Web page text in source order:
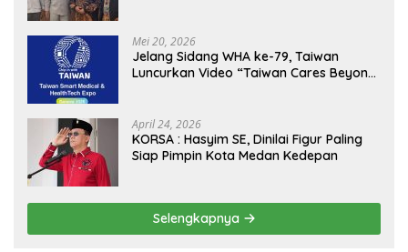
MBG, Perkuat Pengawasan Program
Pemerintah
Mei 20, 2026
Jelang Sidang WHA ke-79, Taiwan
Luncurkan Video “Taiwan Cares Beyond
April 24, 2026
KORSA : Hasyim SE, Dinilai Figur Paling
Siap Pimpin Kota Medan Kedepan
Selengkapnya